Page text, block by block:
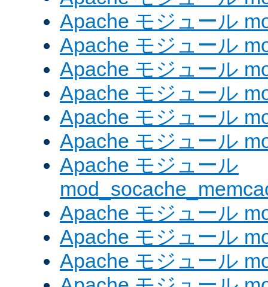
Apache モジュール
Apache モジュール
Apache モジュール
Apache モジュール
Apache モジュール
Apache モジュール
Apache モジュール
Apache モジュール
Apache モジュール
Apache モジュール